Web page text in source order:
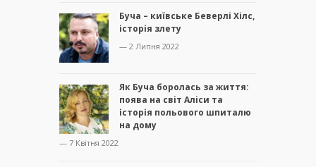
Буча – київське Беверлі Хілс,
історія злету
— 2 Липня 2022
Як Буча боролась за життя:
поява на світ Аліси та
історія польового шпиталю
на дому
— 7 Квітня 2022